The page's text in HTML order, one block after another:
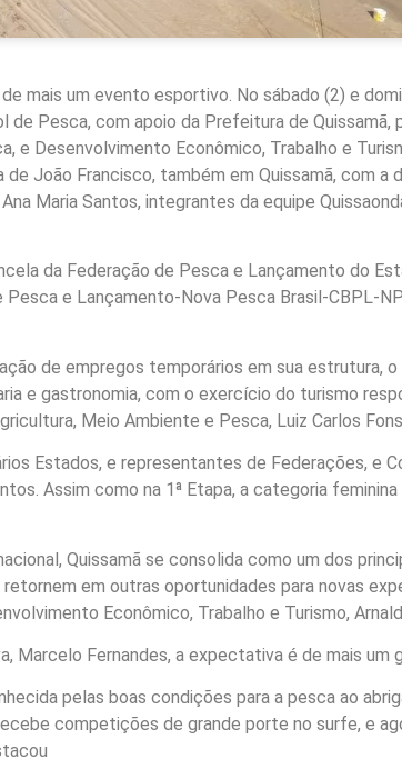
mais um evento esportivo. No sábado (2) e
de Pesca, com apoio da Prefeitura de Quissamã,
e Desenvolvimento Econômico, Trabalho e
João Francisco, também em Quissamã, com a
Maria Santos, integrantes da equipe
da Federação de Pesca e Lançamento do
Pesca e Lançamento-Nova Pesca Brasil-CBPL-
de empregos temporários em sua estrutura, o
e gastronomia, com o exercício do turismo
Meio Ambiente e Pesca, Luiz Carlos
Estados, e representantes de Federações, e
Assim como na 1ª Etapa, a categoria feminina
Quissamã se consolida como um dos
em outras oportunidades para novas
Econômico, Trabalho e Turismo,
Marcelo Fernandes, a expectativa é de mais um
pelas boas condições para a pesca ao
competições de grande porte no surfe, e